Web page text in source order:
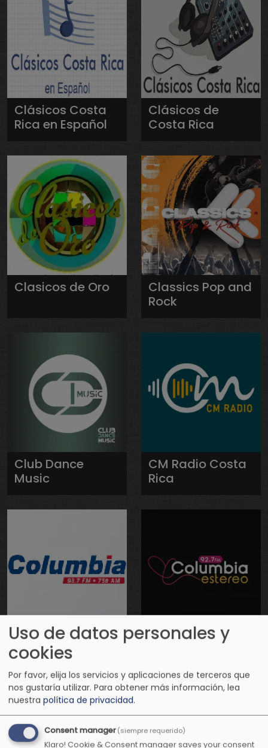
Clásicos Costa
Rica en Español
Clásicos de
Costa Rica
Clasicos de Oro
Classics Pop and
Rock
Club Dance
Music
CM Radio Costa
Rica
Columbia
Columbia
Romántica
Uso de datos personales y
cookies
Por favor, elija los servicios y aplicaciones de terceros que
nos gustaría utilizar. Para obtener más información, lea
nuestra política de privacidad.
Consent manager(siempre requerido)
Klaro! Cookie & Consent manager saves your consent